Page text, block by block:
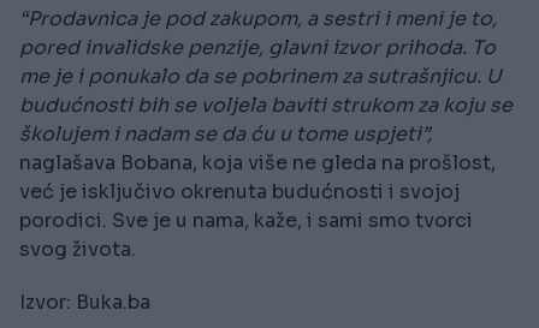
“Prodavnica je pod zakupom, a sestri i meni je to,
pored invalidske penzije, glavni izvor prihoda. To
me je i ponukalo da se pobrinem za sutrašnjicu. U
budućnosti bih se voljela baviti strukom za koju se
školujem i nadam se da ću u tome uspjeti”,
naglašava Bobana, koja više ne gleda na prošlost,
već je isključivo okrenuta budućnosti i svojoj
porodici. Sve je u nama, kaže, i sami smo tvorci
svog života.
Izvor: Buka.ba